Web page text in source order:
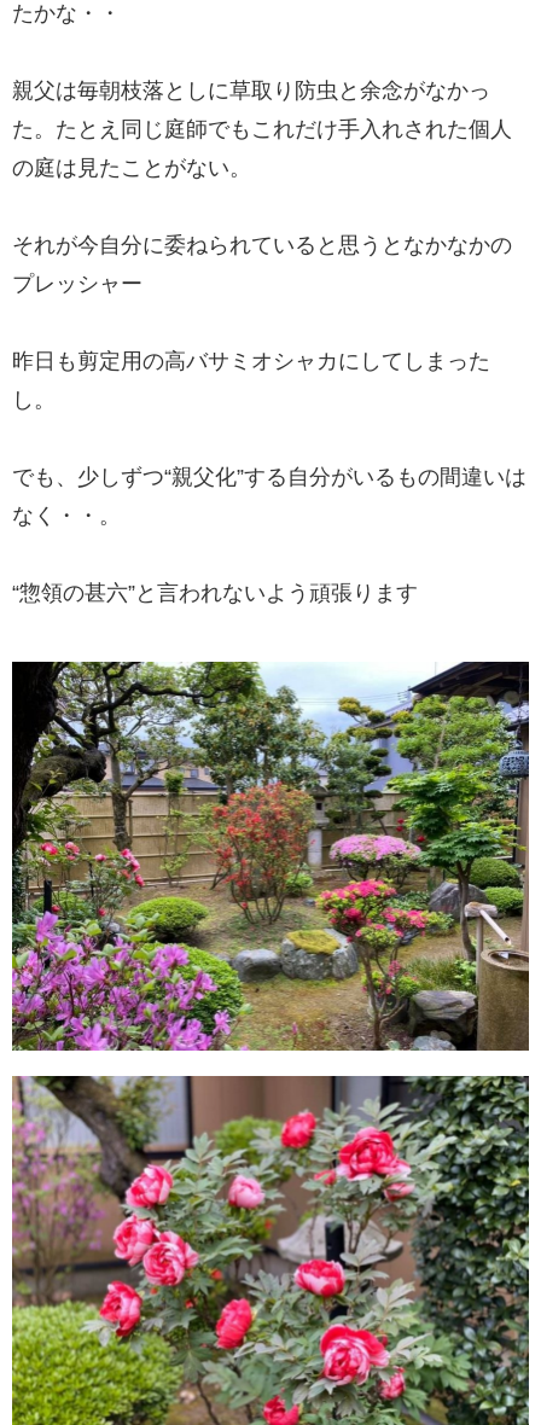
たかな・・
親父は毎朝枝落としに草取り防虫と余念がなかっ
た。たとえ同じ庭師でもこれだけ手入れされた個人
の庭は見たことがない。
それが今自分に委ねられていると思うとなかなかの
プレッシャー
昨日も剪定用の高バサミオシャカにしてしまった
し。
でも、少しずつ“親父化”する自分がいるもの間違いは
なく・・。
“惣領の甚六”と言われないよう頑張ります